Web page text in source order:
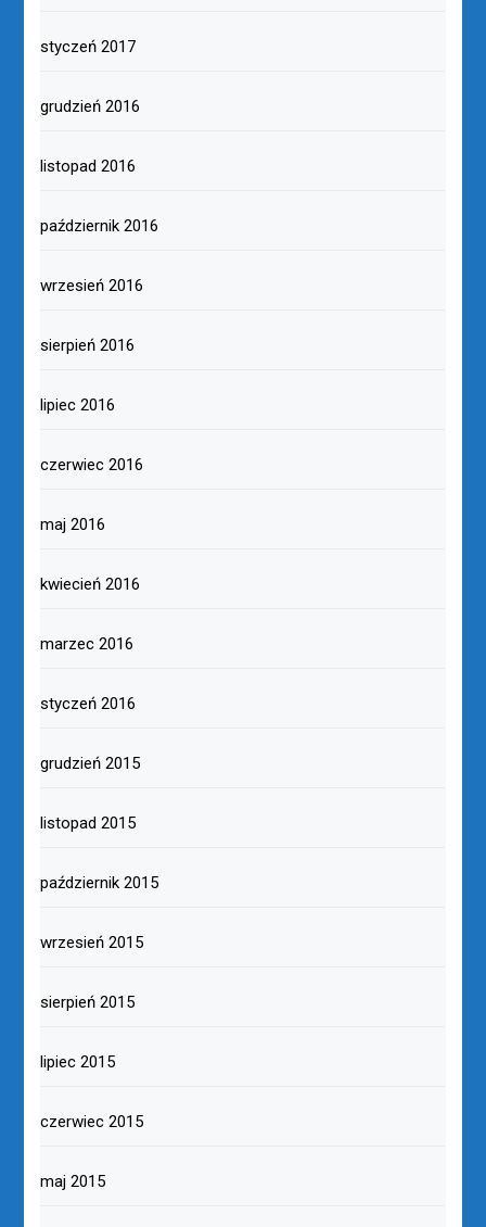
styczeń 2017
grudzień 2016
listopad 2016
październik 2016
wrzesień 2016
sierpień 2016
lipiec 2016
czerwiec 2016
maj 2016
kwiecień 2016
marzec 2016
styczeń 2016
grudzień 2015
listopad 2015
październik 2015
wrzesień 2015
sierpień 2015
lipiec 2015
czerwiec 2015
maj 2015